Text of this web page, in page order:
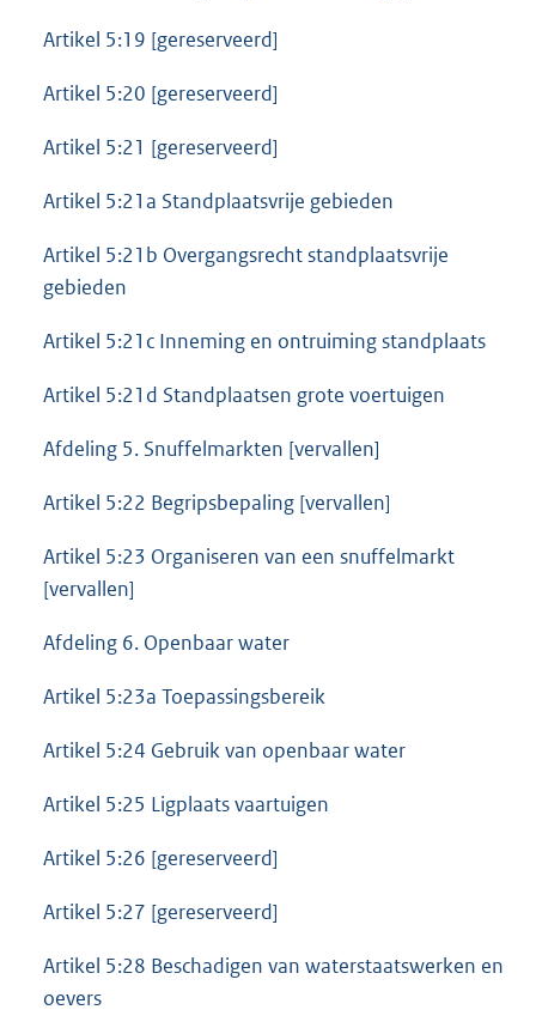
Artikel 5:19 [gereserveerd]
Artikel 5:20 [gereserveerd]
Artikel 5:21 [gereserveerd]
Artikel 5:21a Standplaatsvrije gebieden
Artikel 5:21b Overgangsrecht standplaatsvrije
gebieden
Artikel 5:21c Inneming en ontruiming standplaats
Artikel 5:21d Standplaatsen grote voertuigen
Afdeling 5. Snuffelmarkten [vervallen]
Artikel 5:22 Begripsbepaling [vervallen]
Artikel 5:23 Organiseren van een snuffelmarkt
[vervallen]
Afdeling 6. Openbaar water
Artikel 5:23a Toepassingsbereik
Artikel 5:24 Gebruik van openbaar water
Artikel 5:25 Ligplaats vaartuigen
Artikel 5:26 [gereserveerd]
Artikel 5:27 [gereserveerd]
Artikel 5:28 Beschadigen van waterstaatswerken en
oevers